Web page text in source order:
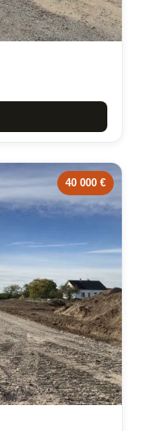
40 000 €